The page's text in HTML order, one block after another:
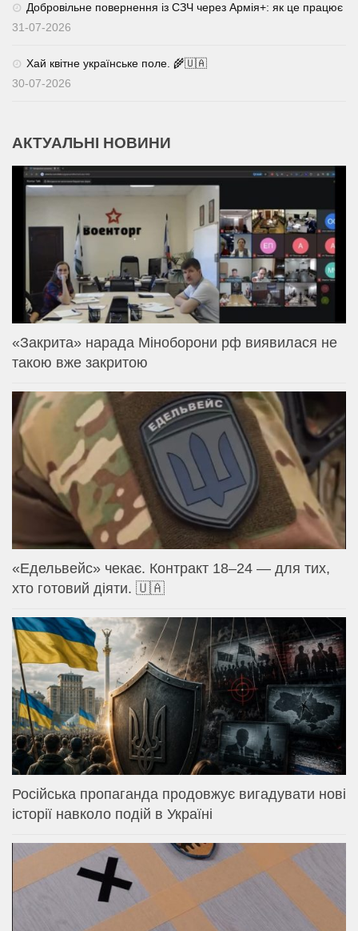
Добровільне повернення із СЗЧ через Армія+: як це працює
31-07-2026
Хай квітне українське поле. 🌾🇺🇦
30-07-2026
АКТУАЛЬНІ НОВИНИ
«Закрита» нарада Міноборони рф виявилася не
такою вже закритою
«Едельвейс» чекає. Контракт 18–24 — для тих,
хто готовий діяти. 🇺🇦
Російська пропаганда продовжує вигадувати нові
історії навколо подій в Україні